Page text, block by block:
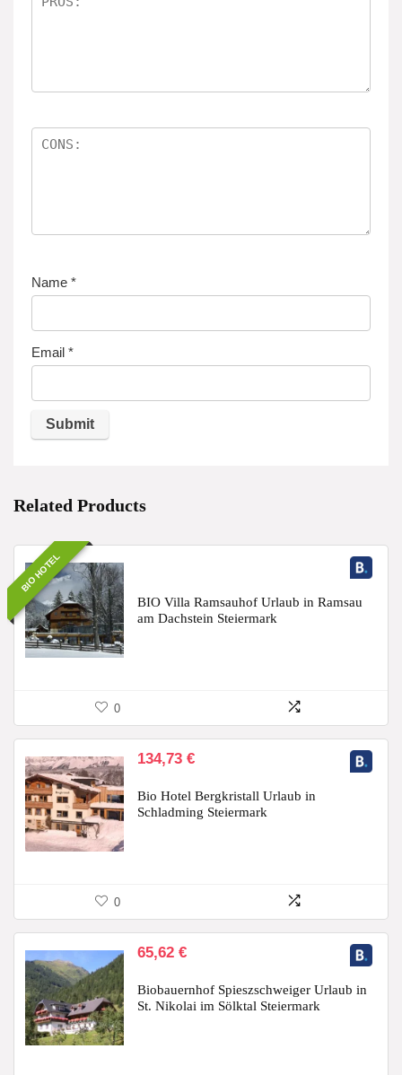
Name *
Email *
Related Products
BIO HOTEL
BIO Villa Ramsauhof Urlaub in Ramsau
am Dachstein Steiermark
0
134,73 €
Bio Hotel Bergkristall Urlaub in
Schladming Steiermark
0
65,62 €
Biobauernhof Spieszschweiger Urlaub in
St. Nikolai im Sölktal Steiermark